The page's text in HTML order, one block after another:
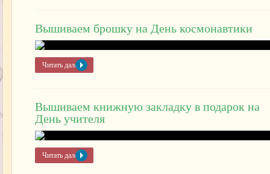
Вышиваем брошку на День космонавтики
Читать далее »
Вышиваем книжную закладку в подарок на
День учителя
Читать далее »